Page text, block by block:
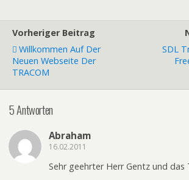
Vorheriger Beitrag
Willkommen Auf Der
Neuen Webseite Der
TRACOM
SDL
5 Antworten
Abraham
16.02.2011
Sehr geehrter Herr Gentz und das